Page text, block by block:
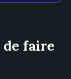
de faire